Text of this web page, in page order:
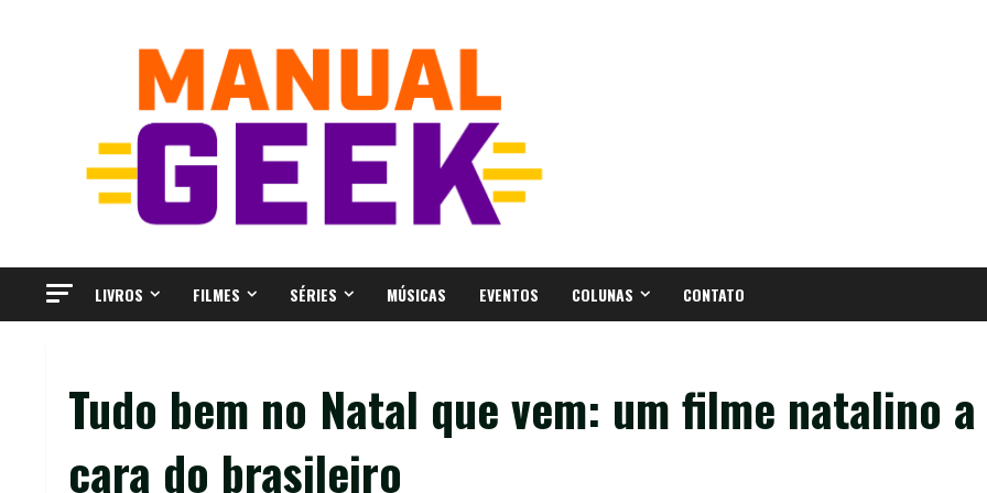
LIVROS FILMES SÉRIES MÚSICAS EVENTOS COLUNAS CONTATO
Tudo bem no Natal que vem: um filme natalino a
cara do brasileiro